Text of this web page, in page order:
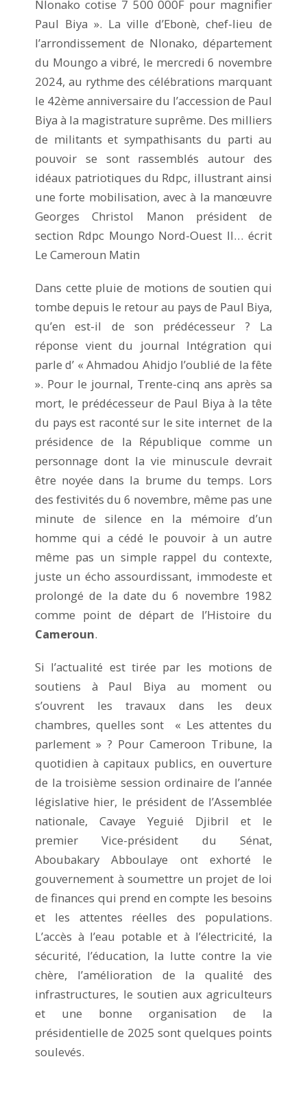
Nlonako cotise 7 500 000F pour magnifier
Paul Biya ». La ville d’Ebonè, chef-lieu de
l’arrondissement de Nlonako, département
du Moungo a vibré, le mercredi 6 novembre
2024, au rythme des célébrations marquant
le 42ème anniversaire du l’accession de Paul
Biya à la magistrature suprême. Des milliers
de militants et sympathisants du parti au
pouvoir se sont rassemblés autour des
idéaux patriotiques du Rdpc, illustrant ainsi
une forte mobilisation, avec à la manœuvre
Georges Christol Manon président de
section Rdpc Moungo Nord-Ouest II… écrit
Le Cameroun Matin
Dans cette pluie de motions de soutien qui
tombe depuis le retour au pays de Paul Biya,
qu’en est-il de son prédécesseur ? La
réponse vient du journal Intégration qui
parle d’ « Ahmadou Ahidjo l’oublié de la fête
». Pour le journal, Trente-cinq ans après sa
mort, le prédécesseur de Paul Biya à la tête
du pays est raconté sur le site internet de la
présidence de la République comme un
personnage dont la vie minuscule devrait
être noyée dans la brume du temps. Lors
des festivités du 6 novembre, même pas une
minute de silence en la mémoire d’un
homme qui a cédé le pouvoir à un autre
même pas un simple rappel du contexte,
juste un écho assourdissant, immodeste et
prolongé de la date du 6 novembre 1982
comme point de départ de l’Histoire du
Cameroun.
Si l’actualité est tirée par les motions de
soutiens à Paul Biya au moment ou
s’ouvrent les travaux dans les deux
chambres, quelles sont « Les attentes du
parlement » ? Pour Cameroon Tribune, la
quotidien à capitaux publics, en ouverture
de la troisième session ordinaire de l’année
législative hier, le président de l’Assemblée
nationale, Cavaye Yeguié Djibril et le
premier Vice-président du Sénat,
Aboubakary Abboulaye ont exhorté le
gouvernement à soumettre un projet de loi
de finances qui prend en compte les besoins
et les attentes réelles des populations.
L’accès à l’eau potable et à l’électricité, la
sécurité, l’éducation, la lutte contre la vie
chère, l’amélioration de la qualité des
infrastructures, le soutien aux agriculteurs
et une bonne organisation de la
présidentielle de 2025 sont quelques points
soulevés.